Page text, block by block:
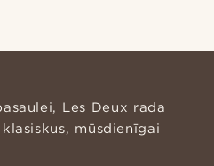
Les Deux rada
mūsdienīgai